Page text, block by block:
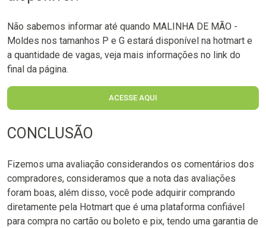
Não sabemos informar até quando MALINHA DE MÃO -
Moldes nos tamanhos P e G estará disponível na hotmart e
a quantidade de vagas, veja mais informações no link do
final da página.
ACESSE AQUI
CONCLUSÃO
Fizemos uma avaliação considerandos os comentários dos
compradores, consideramos que a nota das avaliações
foram boas, além disso, você pode adquirir comprando
diretamente pela Hotmart que é uma plataforma confiável
para compra no cartão ou boleto e pix, tendo uma garantia de